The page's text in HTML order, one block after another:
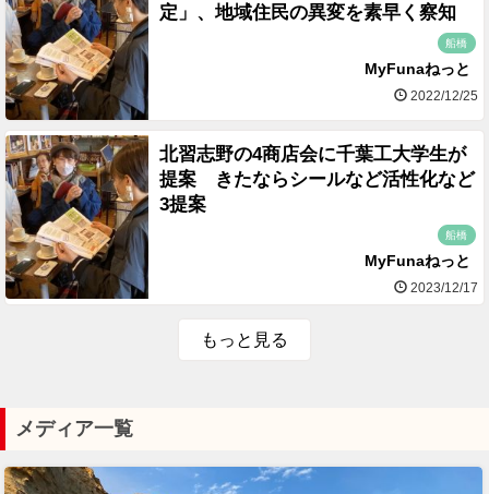
定」、地域住民の異変を素早く察知
船橋
MyFunaねっと
2022/12/25
北習志野の4商店会に千葉工大学生が
提案 きたならシールなど活性化など
3提案
船橋
MyFunaねっと
2023/12/17
もっと見る
メディア一覧